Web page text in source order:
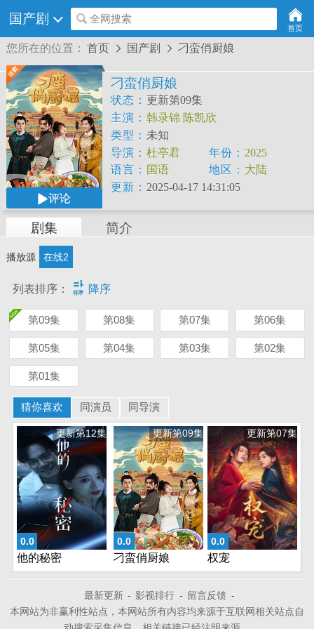
国产剧 全网搜索
首页
您所在的位置： 首页  国产剧  刁蛮俏厨娘
评论
刁蛮俏厨娘
状态： 更新第09集
主演： 韩录锦 陈凯欣
类型： 未知
导演： 杜亭君 年份： 2025
语言： 国语 地区： 大陆
更新： 2025-04-17 14:31:05
剧集 简介
播放源 在线2
列表排序：  降序
第09集 第08集 第07集 第06集
第05集 第04集 第03集 第02集
第01集
猜你喜欢 同演员 同导演
0.0
更新第12集
他的秘密
0.0
更新第09集
刁蛮俏厨娘
0.0
更新第07集
权宠
最新更新 - 影视排行 - 留言反馈 -
本网站为非赢利性站点，本网站所有内容均来源于互联网相关站点自